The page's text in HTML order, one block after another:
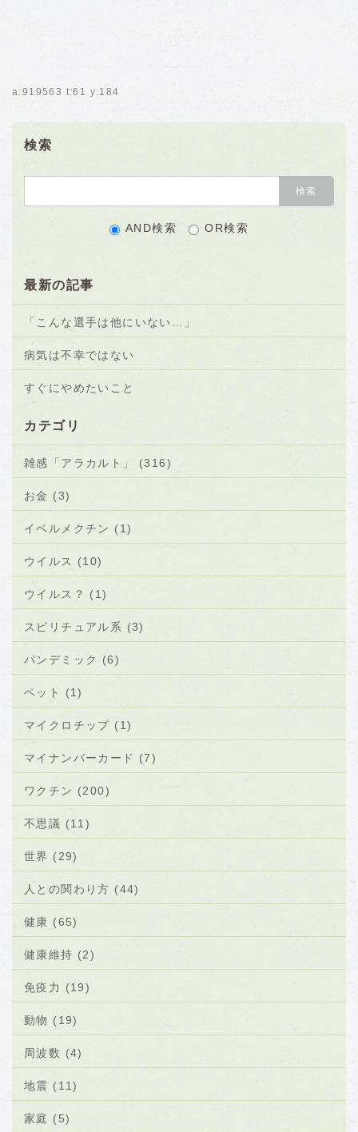
a:919563 t:61 y:184
検索
AND検索 OR検索
最新の記事
「こんな選手は他にいない…」
病気は不幸ではない
すぐにやめたいこと
カテゴリ
雑感「アラカルト」 (316)
お金 (3)
イベルメクチン (1)
ウイルス (10)
ウイルス？ (1)
スピリチュアル系 (3)
パンデミック (6)
ペット (1)
マイクロチップ (1)
マイナンバーカード (7)
ワクチン (200)
不思議 (11)
世界 (29)
人との関わり方 (44)
健康 (65)
健康維持 (2)
免疫力 (19)
動物 (19)
周波数 (4)
地震 (11)
家庭 (5)